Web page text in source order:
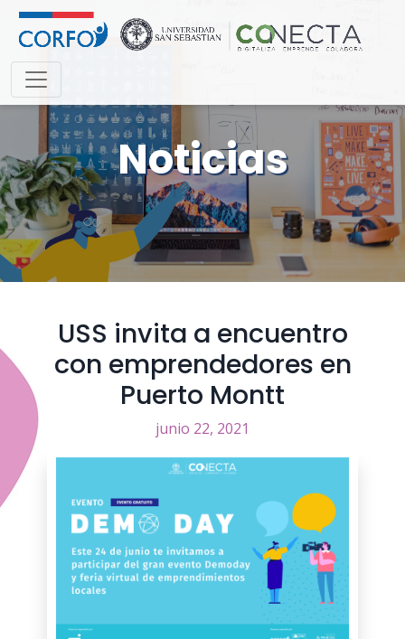
Noticias
USS invita a encuentro
con emprendedores en
Puerto Montt
junio 22, 2021